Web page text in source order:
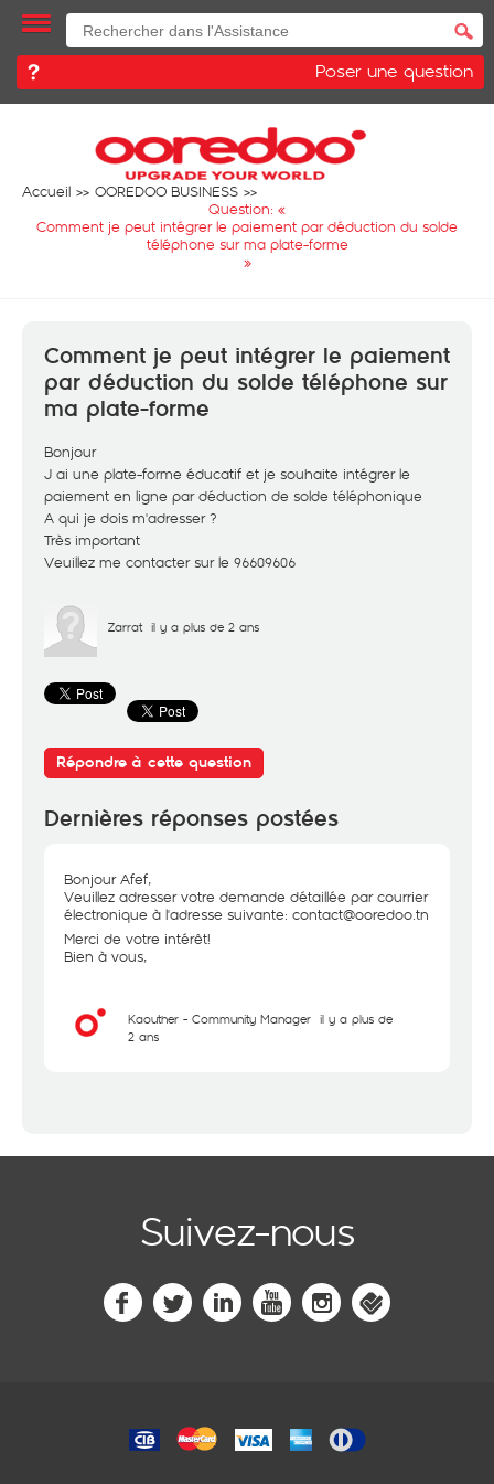
Poser une question
Accueil
OOREDOO BUSINESS
Question: «
Comment je peut intégrer le paiement par déduction du solde
téléphone sur ma plate-forme
»
Comment je peut intégrer le paiement
par déduction du solde téléphone sur
ma plate-forme
Bonjour
J ai une plate-forme éducatif et je souhaite intégrer le
paiement en ligne par déduction de solde téléphonique
A qui je dois m'adresser ?
Très important
Veuillez me contacter sur le 96609606
Zarrat il y a plus de 2 ans
Répondre à cette question
Dernières réponses postées
Bonjour Afef,
Veuillez adresser votre demande détaillée par courrier
électronique à l'adresse suivante: contact@ooredoo.tn
Merci de votre intérêt!
Bien à vous,
Kaouther - Community Manager il y a plus de
2 ans
Suivez-nous